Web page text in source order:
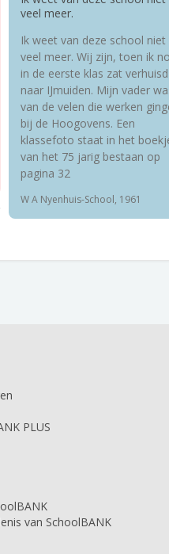
veel meer.
Ik weet van deze school niet
veel meer. Wij zijn, toen ik
in de eerste klas zat verhuisd
naar IJmuiden. Mijn vader
van de velen die werken
bij de Hoogovens. Een
klassefoto staat in het
van het 75 jarig bestaan op
pagina 32
W A Nyenhuis-School, 1961
PLUS
van SchoolBANK